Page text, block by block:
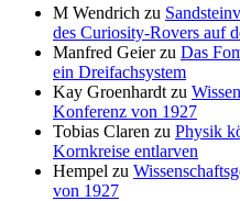
M Wendrich zu
des Curiosity-Rovers auf
Manfred Geierzu Das
ein Dreifachsystem
Kay Groenhardt zu
Konferenz von 1927
Tobias Claren zu Physik
Kornkreise entlarven
Hempel zu
von 1927